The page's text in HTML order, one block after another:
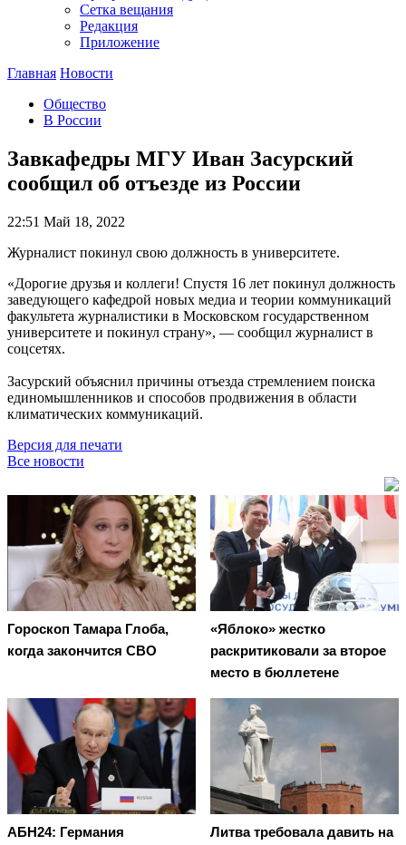
Сетка вещания
Редакция
Приложение
Главная Новости
Общество
В России
Завкафедры МГУ Иван Засурский
сообщил об отъезде из России
22:51 Май 18, 2022
Журналист покинул свою должность в университете.
«Дорогие друзья и коллеги! Спустя 16 лет покинул должность
заведующего кафедрой новых медиа и теории коммуникаций
факультета журналистики в Московском государственном
университете и покинул страну», — сообщил журналист в
соцсетях.
Засурский объяснил причины отъезда стремлением поиска
единомышленников и способов продвижения в области
климатических коммуникаций.
Версия для печати
Все новости
Гороскоп Тамара Глоба,
когда закончится СВО
«Яблоко» жестко
раскритиковали за второе
место в бюллетене
АБН24: Германия
Литва требовала давить на